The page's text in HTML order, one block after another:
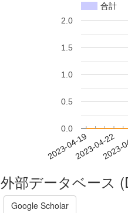
合計
2023-04-192023-04-22
0.0
0.5
1.0
1.5
2.0
外部データベース
Google Scholar